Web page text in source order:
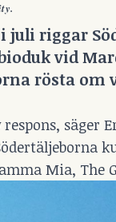
riggar
vid
rösta om
säger
Mia, The